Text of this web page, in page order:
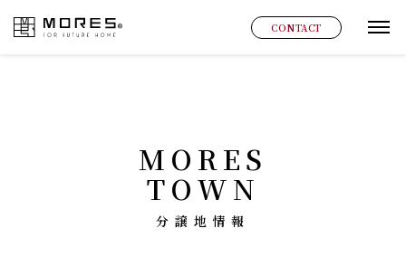
MORES CONTACT グ
MORES
TOWN
分譲地情報